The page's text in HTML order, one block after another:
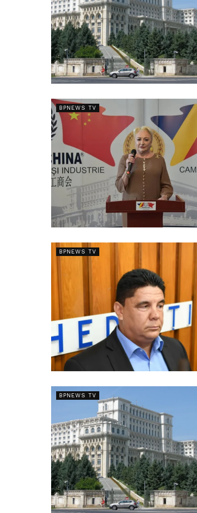
BPNEWS TV
BPNEWS TV
BPNEWS TV